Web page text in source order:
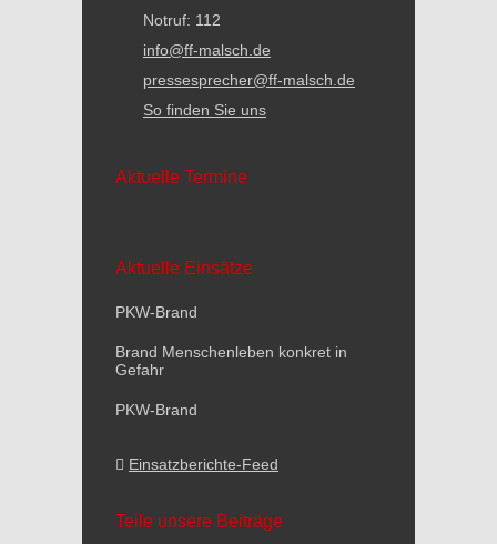
Notruf: 112
info@ff-malsch.de
pressesprecher@ff-malsch.de
So finden Sie uns
Aktuelle Termine
Aktuelle Einsätze
PKW-Brand
Brand Menschenleben konkret in
Gefahr
PKW-Brand
Einsatzberichte-Feed
Teile unsere Beiträge